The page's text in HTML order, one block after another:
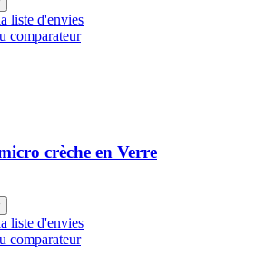
liste d'envies
comparateur
crèche en Verre
liste d'envies
comparateur